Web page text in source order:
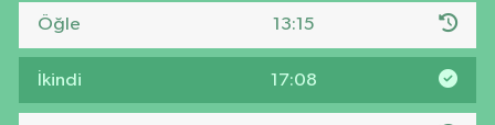
Öğle 13:15
İkindi 17:08